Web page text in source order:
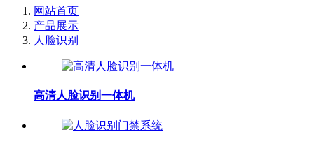
网站首页
产品展示
人脸识别
高清人脸识别一体机